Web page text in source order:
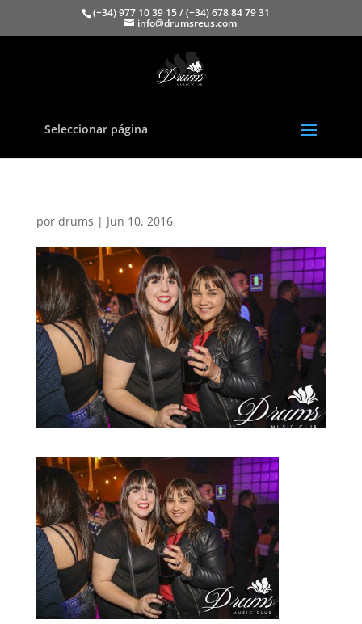
(+34) 977 10 39 15 / (+34) 678 84 79 31
info@drumsreus.com
Seleccionar página
por drums | Jun 10, 2016